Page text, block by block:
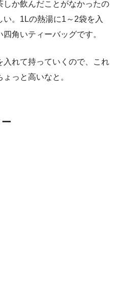
か飲んだことがなかったの
。1Lの熱湯に1～2袋を入
角いティーバッグです。
れて持っていくので、これ
っと高いなと。